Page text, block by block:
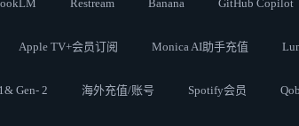
Restream Banana GitHub Copilot
Apple TV+会员订阅 Monica AI助手充值
Gen- 2 海外充值/账号 Spotify会员